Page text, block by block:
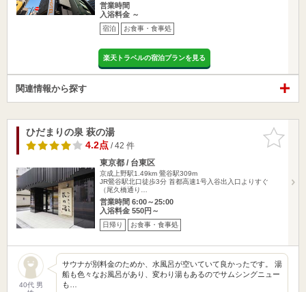
営業時間
入浴料金 ～
宿泊 お食事・食事処
楽天トラベルの宿泊プランを見る
関連情報から探す
お気に入
りに追加
ひだまりの泉 萩の湯
4.2点/ 42 件
東京都 / 台東区
京成上野駅1.49km 鶯谷駅309m
JR鶯谷駅北口徒歩3分 首都高速1号入谷出入口よりすぐ
（尾久橋通り…
営業時間 6:00～25:00
入浴料金 550円～
日帰り お食事・食事処
40代 男
サウナが別料金のためか、水風呂が空いていて良かったです。 湯
船も色々なお風呂があり、変わり湯もあるのでサムシングニュー
も…